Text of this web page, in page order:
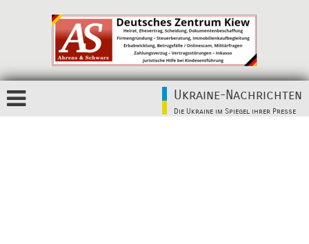
Ukraine-Nachrichten
Die Ukraine im Spiegel ihrer Presse